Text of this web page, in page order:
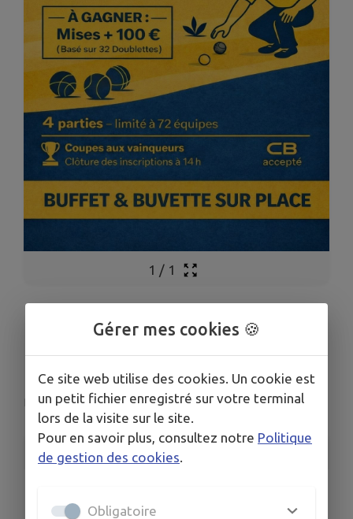
1 / 1
Concours de
pétanque
Pouilly-en-Auxois
INFORMATIONS PRATIQUES
Pouilly-en-Auxois
Gérer mes cookies 🍪
Ce site web utilise des cookies. Un cookie est
un petit fichier enregistré sur votre terminal
lors de la visite sur le site.
Pour en savoir plus, consultez notre Politique
de gestion des cookies
Obligatoire